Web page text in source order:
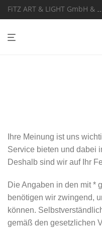
FiTZ ART & LIGHT
Ihre Meinung ist uns
Service bieten und dabei
Deshalb sind wir auf Ihr
Die Angaben in den mit *
benötigen wir zwingend,
können.
gemäß den gesetzlichen